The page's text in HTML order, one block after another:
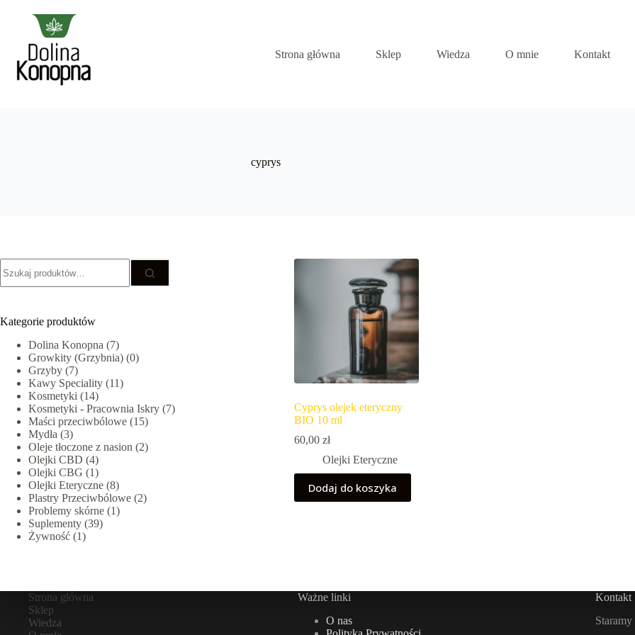
Brak
Strona główna Sklep Wiedza O mnie Kontakt
cyprys
Cyprys olejek eteryczny
BIO 10 ml
60,00 zł
Olejki Eteryczne
Dodaj do koszyka
Kategorie produktów
Dolina Konopna (7)
Growkity (Grzybnia) (0)
Grzyby (7)
Kawy Speciality (11)
Kosmetyki (14)
Kosmetyki - Pracownia Iskry (7)
Maści przeciwbólowe (15)
Mydła (3)
Oleje tłoczone z nasion (2)
Olejki CBD (4)
Olejki CBG (1)
Olejki Eteryczne (8)
Plastry Przeciwbólowe (2)
Problemy skórne (1)
Suplementy (39)
Żywność (1)
Strona główna
Sklep
Wiedza
Ważne linki
O nas
Kontakt